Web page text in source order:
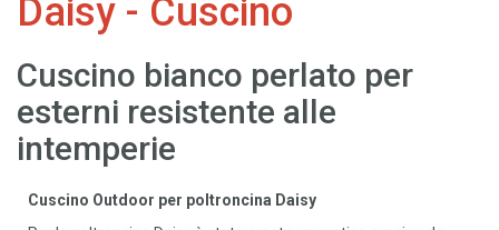
Daisy - Cuscino
Cuscino bianco perlato per
esterni resistente alle
intemperie
Cuscino Outdoor per poltroncina Daisy